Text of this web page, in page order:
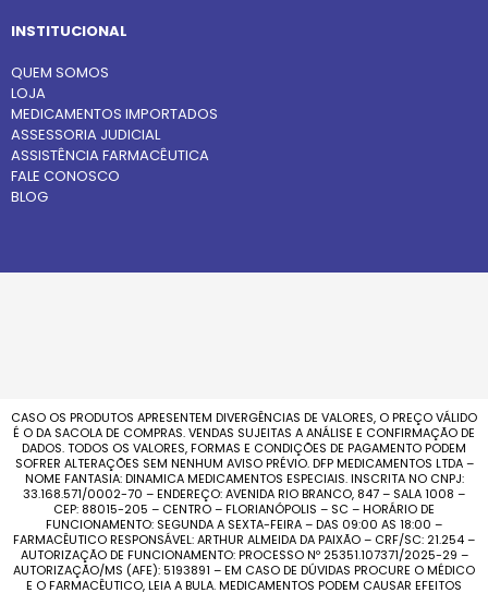
INSTITUCIONAL
QUEM SOMOS
LOJA
MEDICAMENTOS IMPORTADOS
ASSESSORIA JUDICIAL
ASSISTÊNCIA FARMACÊUTICA
FALE CONOSCO
BLOG
CASO OS PRODUTOS APRESENTEM DIVERGÊNCIAS DE VALORES, O PREÇO VÁLIDO
É O DA SACOLA DE COMPRAS. VENDAS SUJEITAS A ANÁLISE E CONFIRMAÇÃO DE
DADOS. TODOS OS VALORES, FORMAS E CONDIÇÕES DE PAGAMENTO PODEM
SOFRER ALTERAÇÕES SEM NENHUM AVISO PRÉVIO. DFP MEDICAMENTOS LTDA –
NOME FANTASIA: DINAMICA MEDICAMENTOS ESPECIAIS. INSCRITA NO CNPJ:
33.168.571/0002-70 – ENDEREÇO: AVENIDA RIO BRANCO, 847 – SALA 1008 –
CEP: 88015-205 – CENTRO – FLORIANÓPOLIS – SC – HORÁRIO DE
FUNCIONAMENTO: SEGUNDA A SEXTA-FEIRA – DAS 09:00 AS 18:00 –
FARMACÊUTICO RESPONSÁVEL: ARTHUR ALMEIDA DA PAIXÃO – CRF/SC: 21.254 –
AUTORIZAÇÃO DE FUNCIONAMENTO: PROCESSO Nº 25351.107371/2025-29 –
AUTORIZAÇÃO/MS (AFE): 5193891 – EM CASO DE DÚVIDAS PROCURE O MÉDICO
E O FARMACÊUTICO, LEIA A BULA. MEDICAMENTOS PODEM CAUSAR EFEITOS